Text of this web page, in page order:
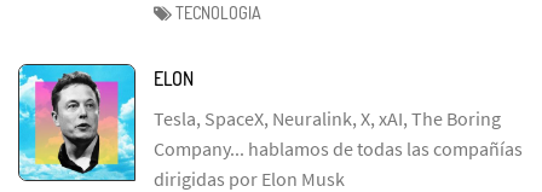
TECNOLOGIA
ELON
Tesla, SpaceX, Neuralink, X, xAI, The Boring
Company... hablamos de todas las compañías
dirigidas por Elon Musk